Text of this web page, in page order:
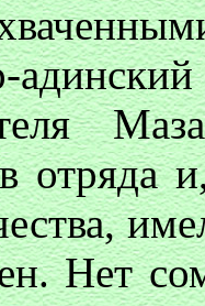
отряда
Нет